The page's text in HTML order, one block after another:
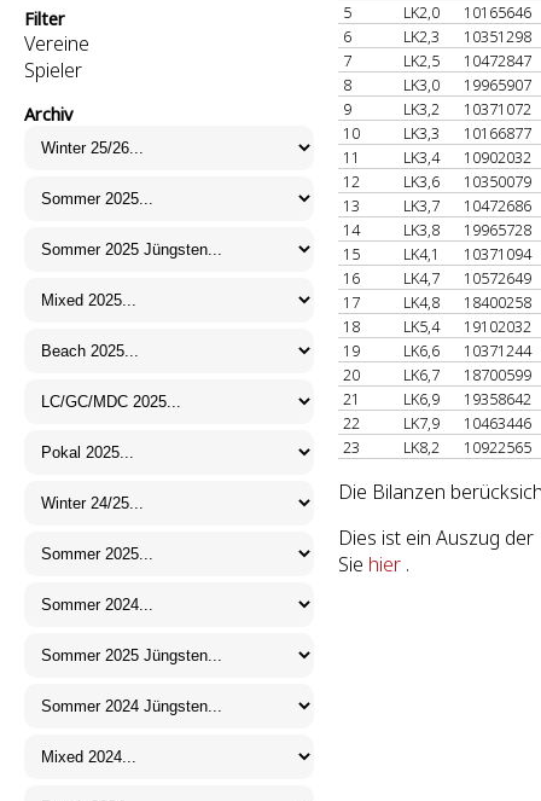
Filter
Vereine
Spieler
Archiv
5
LK2,0
10165646
6
LK2,3
10351298
7
LK2,5
10472847
8
LK3,0
19965907
9
LK3,2
10371072
10
LK3,3
10166877
11
LK3,4
10902032
12
LK3,6
10350079
13
LK3,7
10472686
14
LK3,8
19965728
15
LK4,1
10371094
16
LK4,7
10572649
17
LK4,8
18400258
18
LK5,4
19102032
19
LK6,6
10371244
20
LK6,7
18700599
21
LK6,9
19358642
22
LK7,9
10463446
23
LK8,2 10922565
Die Bilanzen
Dies ist ein Auszug
Sie hier .